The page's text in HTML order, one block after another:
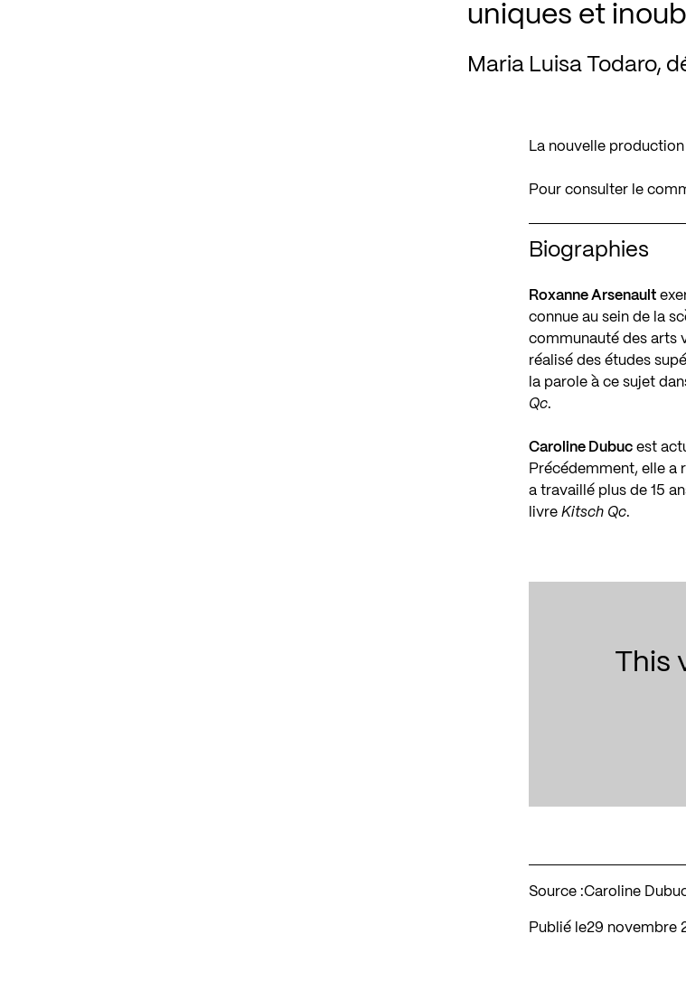
uniques et
Maria Luisa Todaro,
La nouvelle
Pour consulter le
Biographies
Roxanne Arsenault
connue au sein de la
communauté des arts
réalisé des études
la parole à ce sujet
Qc.
Caroline Dubuc est
Précédemment, elle a
a travaillé plus de 15
livreKitsch Qc.
This
Source :Caroline
Publié le 29 novembre